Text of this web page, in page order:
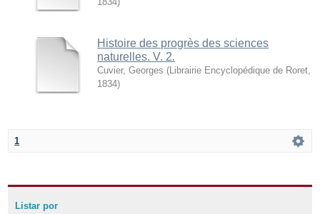
Histoire des progrès des sciences
naturelles. V. 2.
Cuvier, Georges ( Librairie Encyclopédique de Roret
1834)
1
Listar por